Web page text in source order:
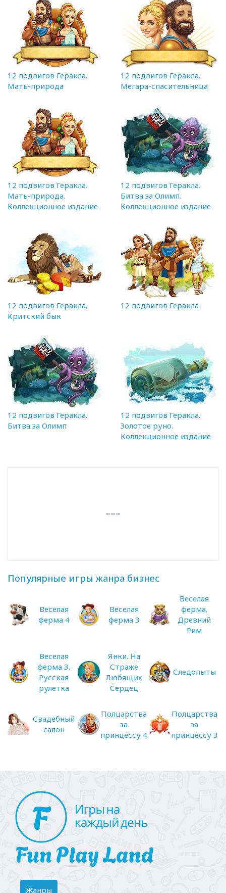
12 подвигов Геракла.
Мать-природа
12 подвигов Геракла.
Мегара-спасительница
12 подвигов Геракла.
Мать-природа.
Коллекционное издание
12 подвигов Геракла.
Битва за Олимп.
Коллекционное издание
12 подвигов Геракла.
Критский бык
12 подвигов Геракла
12 подвигов Геракла.
Битва за Олимп
12 подвигов Геракла.
Золотое руно.
Коллекционное издание
Популярные игры жанра бизнес
Веселая
ферма 4
Веселая
ферма 3
Веселая
ферма.
Древний
Рим
Веселая
ферма 3.
Русская
рулетка
Янки. На
Страже
Любящих
Сердец
Следопыты
Свадебный
салон
Полцарства
за
принцессу 4
Полцарства
за
принцессу 3
Toggle
Жанры